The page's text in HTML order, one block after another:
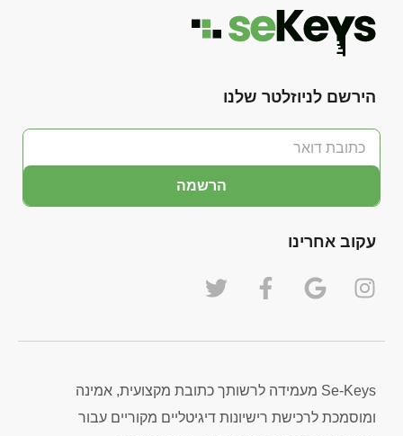
הירשם לניוזלטר שלנו
הרשמה
עקוב אחרינו
Se-Keys מעמידה לרשותך כתובת מקצועית, אמינה
ומוסמכת לרכישת רישיונות דיגיטליים מקוריים עבור